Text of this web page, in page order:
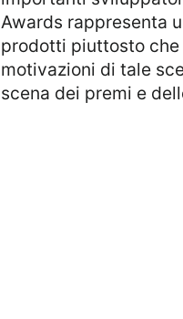
Awards rappresenta
prodotti piuttosto
motivazioni di tale
scena dei premi e